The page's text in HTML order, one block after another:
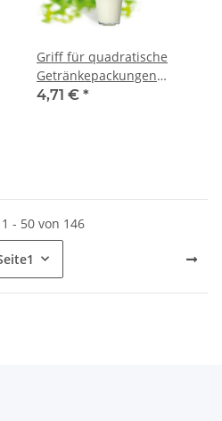
Griff für quadratische
Getränkepackungen
Tetrapack-Halter
4,71 € *
- 50 von 146
1